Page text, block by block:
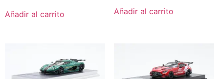
Añadir al carrito Añadir al carrito